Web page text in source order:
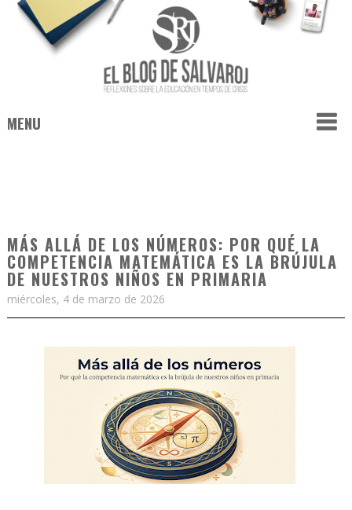
MENU
MÁS ALLÁ DE LOS NÚMEROS: POR QUÉ LA
COMPETENCIA MATEMÁTICA ES LA BRÚJULA
DE NUESTROS NIÑOS EN PRIMARIA
miércoles, 4 de marzo de 2026